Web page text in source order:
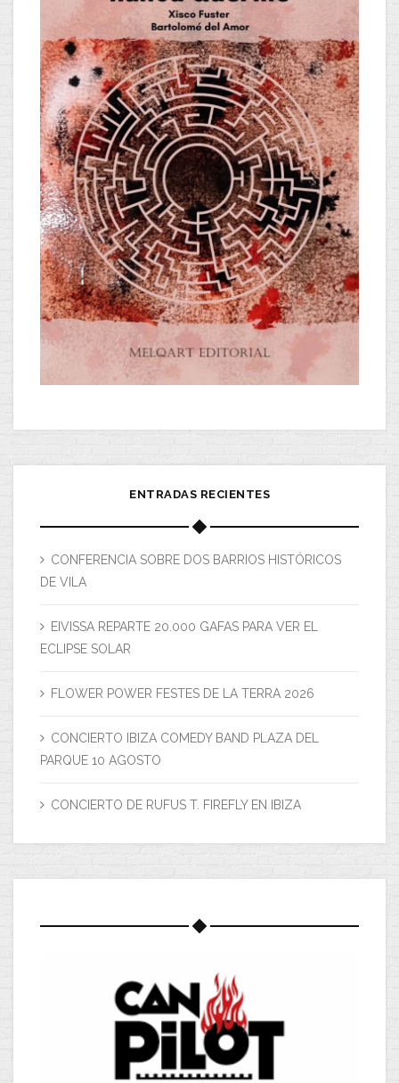
ENTRADAS RECIENTES
CONFERENCIA SOBRE DOS BARRIOS HISTÓRICOS
DE VILA
EIVISSA REPARTE 20.000 GAFAS PARA VER EL
ECLIPSE SOLAR
FLOWER POWER FESTES DE LA TERRA 2026
CONCIERTO IBIZA COMEDY BAND PLAZA DEL
PARQUE 10 AGOSTO
CONCIERTO DE RUFUS T. FIREFLY EN IBIZA